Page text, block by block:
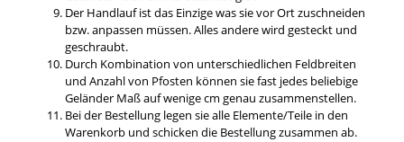
Der Handlauf ist das Einzige was sie vor Ort zuschneiden
bzw. anpassen müssen. Alles andere wird gesteckt und
geschraubt.
Durch Kombination von unterschiedlichen Feldbreiten
und Anzahl von Pfosten können sie fast jedes beliebige
Geländer Maß auf wenige cm genau zusammenstellen.
Bei der Bestellung legen sie alle Elemente/Teile in den
Warenkorb und schicken die Bestellung zusammen ab.